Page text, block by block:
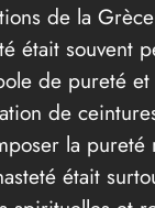
de la
était souvent
de pureté
de
la pureté
était